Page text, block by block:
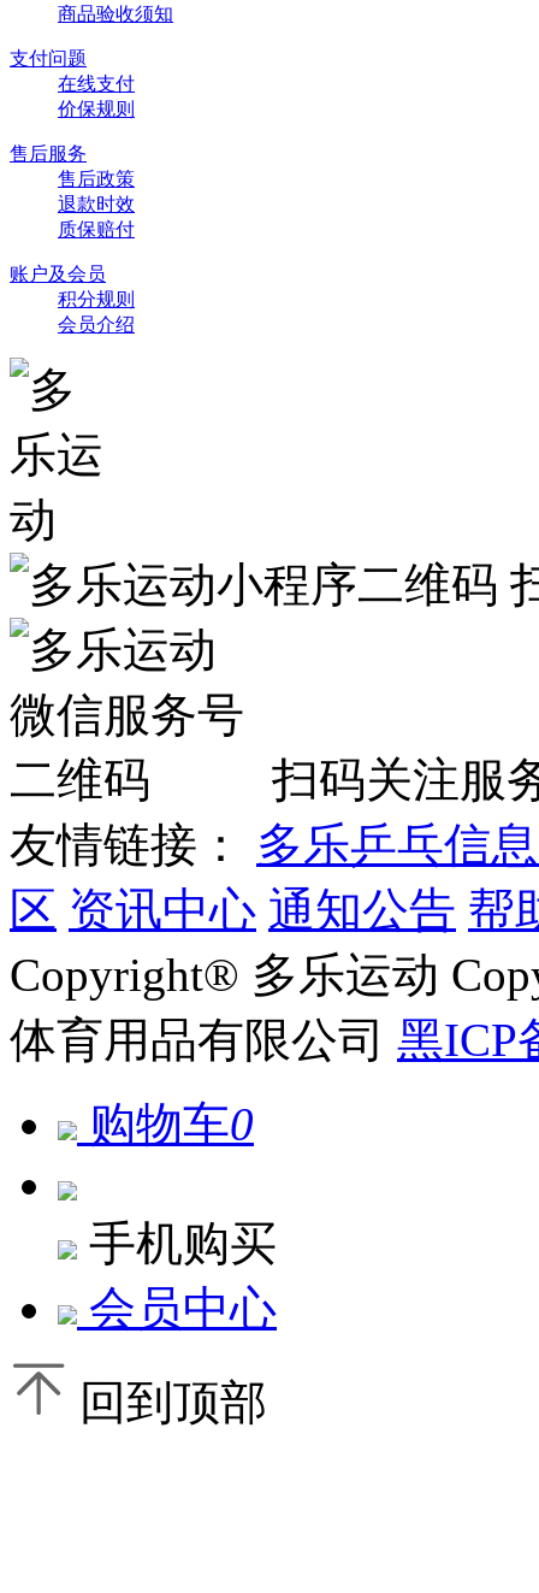
商品验收须知
支付问题
在线支付
价保规则
售后服务
售后政策
退款时效
质保赔付
账户及会员
积分规则
会员介绍
扫码关注服
友情链接：
多乐乒乓信
区 资讯中心 通知公告 帮
Copyright® 多乐运动
体育用品有限公司 黑ICP
购物车0
手机购买
会员中心
回到顶部